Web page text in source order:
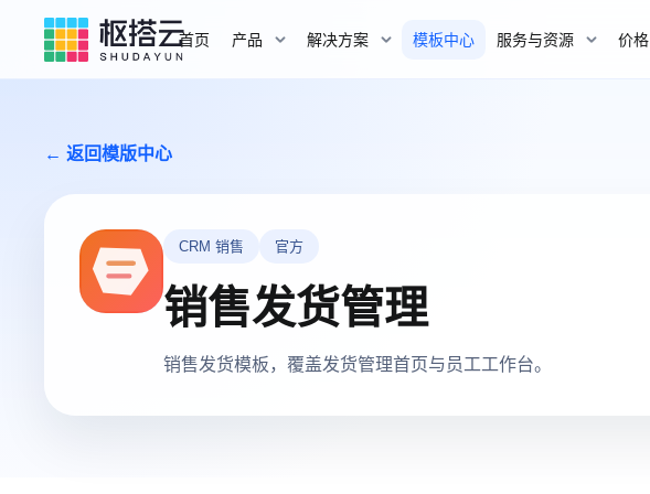
首页 产品 解决方案 模板中心 服务与资源 价格
← 返回模版中心
CRM 销售 官方
销售发货管理
销售发货模板，覆盖发货管理首页与员工工作台。